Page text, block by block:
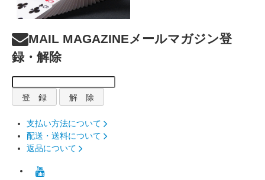
MAIL MAGAZINEメールマガジン登
録・解除
支払い方法について
配送・送料について
返品について